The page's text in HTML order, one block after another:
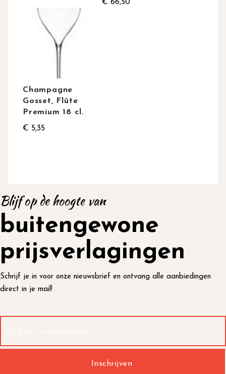
€ 66,50
Champagne
Gosset, Flûte
Premium 18 cl.
€ 5,35
Blijf op de hoogte van
buitengewone
prijsverlagingen
Schrijf je in voor onze nieuwsbrief en ontvang alle aanbiedingen
direct in je mail!